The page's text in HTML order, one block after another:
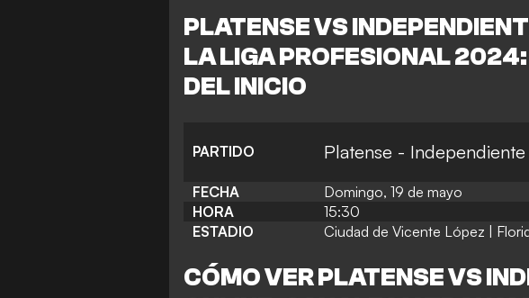
PLATENSE VS
LA LIGA PROFESIONAL
DEL INICIO
PARTIDO Platense - Independiente
FECHA
Domingo, 19 de mayo
HORA
15:30
ESTADIO
Ciudad de Vicente López |
CÓMO VER PLATENSE VS